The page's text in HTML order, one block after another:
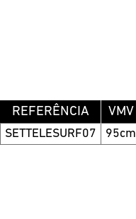
REFERÊNCIA VMV
SETTELESURF07 95cm